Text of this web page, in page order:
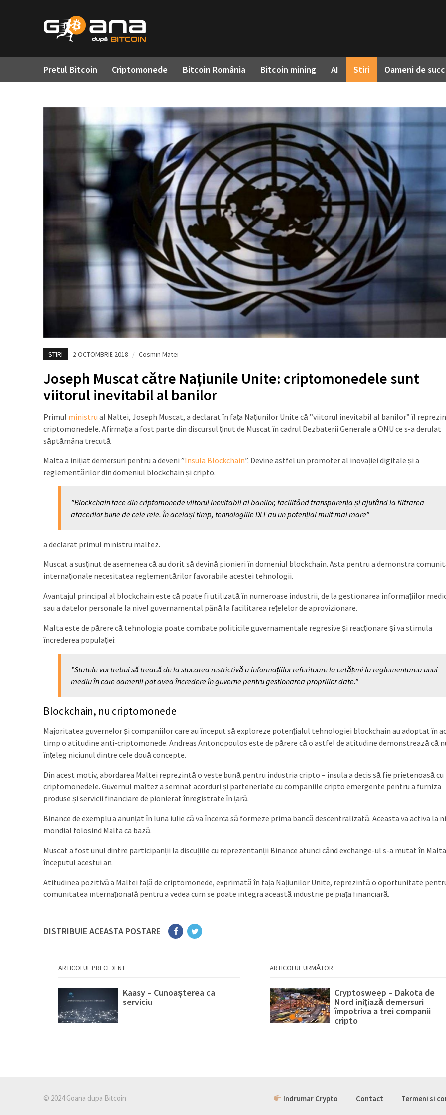
Pretul Bitcoin Criptomonede Bitcoin România Bitcoin mining AI Stiri Oameni de
STIRI 2 OCTOMBRIE 2018 / Cosmin Matei
Joseph Muscat către Națiunile Unite: criptomonedele sunt
viitorul inevitabil al banilor
Primul ministru al Maltei, Joseph Muscat, a declarat în fața Națiunilor Unite că ”viitorul inevitabil al banilor” îl
criptomonedele. Afirmația a fost parte din discursul ținut de Muscat în cadrul Dezbaterii Generale a ONU ce s-a derulat
săptămâna trecută.
Malta a inițiat demersuri pentru a deveni ”Insula Blockchain”. Devine astfel un promoter al inovației digitale și a
reglementărilor din domeniul blockchain și cripto.
”Blockchain face din criptomonede viitorul inevitabil al banilor, facilitând transparența și ajutând la filtrarea
afacerilor bune de cele rele. În același timp, tehnologiile DLT au un potențial mult mai mare”
a declarat primul ministru maltez.
Muscat a susținut de asemenea că au dorit să devină pionieri în domeniul blockchain. Asta pentru a demonstra
internaționale necesitatea reglementărilor favorabile acestei tehnologii.
Avantajul principal al blockchain este că poate fi utilizată în numeroase industrii, de la gestionarea informațiilor
sau a datelor personale la nivel guvernamental până la facilitarea rețelelor de aprovizionare.
Malta este de părere că tehnologia poate combate politicile guvernamentale regresive și reacționare și va stimula
încrederea populației:
”Statele vor trebui să treacă de la stocarea restrictivă a informațiilor referitoare la cetățeni la reglementarea unui
mediu în care oamenii pot avea încredere în guverne pentru gestionarea propriilor date.”
Blockchain, nu criptomonede
Majoritatea guvernelor și companiilor care au început să exploreze potențialul tehnologiei blockchain au adoptat în
timp o atitudine anti-criptomonede. Andreas Antonopoulos este de părere că o astfel de atitudine demonstrează că
înțeleg niciunul dintre cele două concepte.
Din acest motiv, abordarea Maltei reprezintă o veste bună pentru industria cripto – insula a decis să fie prietenoasă cu
criptomonedele. Guvernul maltez a semnat acorduri și parteneriate cu companiile cripto emergente pentru a furniza
produse și servicii financiare de pionierat înregistrate în țară.
Binance de exemplu a anunțat în luna iulie că va încerca să formeze prima bancă descentralizată. Aceasta va activa la
mondial folosind Malta ca bază.
Muscat a fost unul dintre participanții la discuțiile cu reprezentanții Binance atunci când exchange-ul s-a mutat în
începutul acestui an.
Atitudinea pozitivă a Maltei față de criptomonede, exprimată în fața Națiunilor Unite, reprezintă o oportunitate
comunitatea internațională pentru a vedea cum se poate integra această industrie pe piața financiară.
DISTRIBUIE ACEASTA POSTARE
ARTICOLUL PRECEDENT
Kaasy – Cunoașterea ca
serviciu
ARTICOLUL URMĂTOR
Cryptosweep – Dakota de
Nord inițiază demersuri
împotriva a trei companii
cripto
© 2024 Goana dupa Bitcoin Indrumar Crypto Contact Termeni si